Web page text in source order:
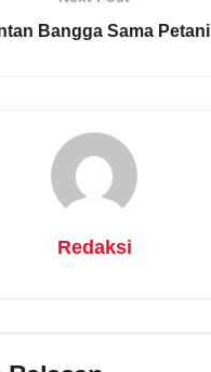
Bangga Sama Petani
Redaksi